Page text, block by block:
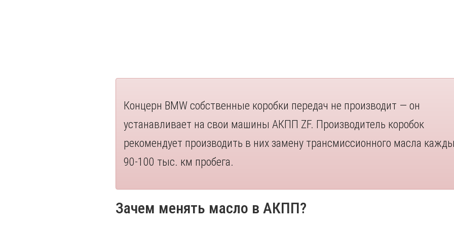
Концерн BMW собственные коробки передач не производит — он
устанавливает на свои машины АКПП ZF. Производитель коробок
рекомендует производить в них замену трансмиссионного масла
90-100 тыс. км пробега.
Зачем менять масло в АКПП?